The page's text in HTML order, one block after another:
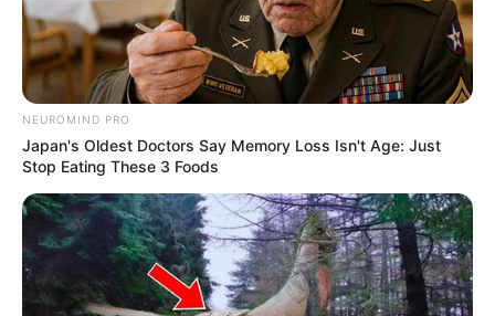
NEUROMIND PRO
Japan's Oldest Doctors Say Memory Loss Isn't Age: Just
Stop Eating These 3 Foods